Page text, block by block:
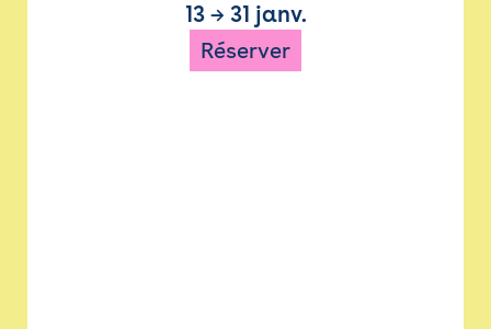
13→ 31 janv.
Réserver